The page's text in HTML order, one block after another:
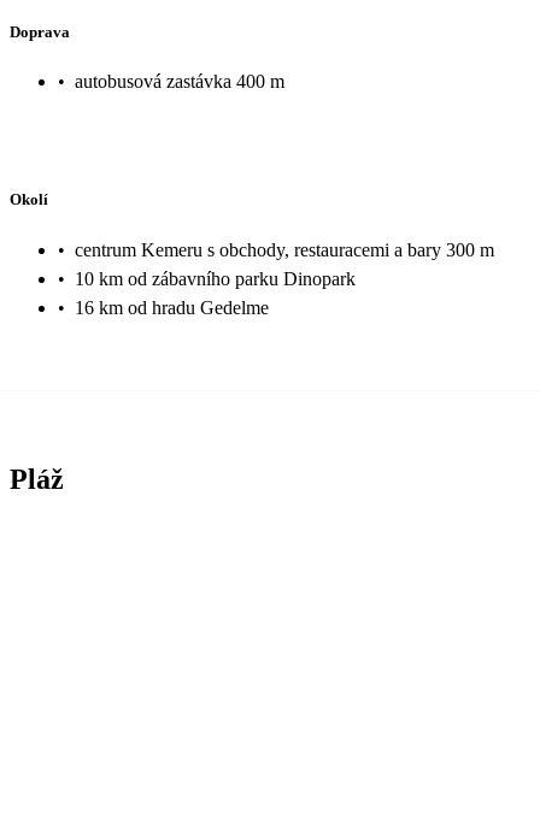
Doprava
• autobusová zastávka 400 m
Okolí
• centrum Kemeru s obchody, restauracemi a bary 300 m
• 10 km od zábavního parku Dinopark
• 16 km od hradu Gedelme
Pláž